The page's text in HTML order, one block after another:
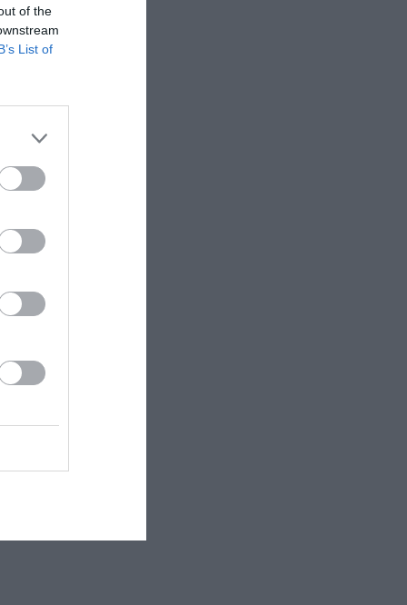
of the
List of
σίριαλ
Non-
New